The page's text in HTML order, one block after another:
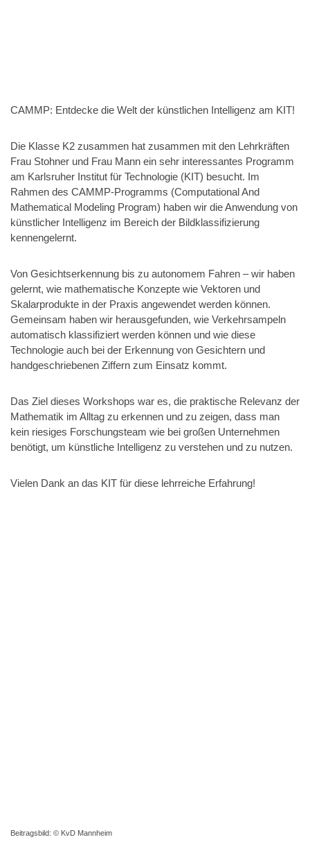
CAMMP: Entdecke die Welt der künstlichen Intelligenz am KIT!
Die Klasse K2 zusammen hat zusammen mit den Lehrkräften
Frau Stohner und Frau Mann ein sehr interessantes Programm
am Karlsruher Institut für Technologie (KIT) besucht. Im
Rahmen des CAMMP-Programms (Computational And
Mathematical Modeling Program) haben wir die Anwendung von
künstlicher Intelligenz im Bereich der Bildklassifizierung
kennengelernt.
Von Gesichtserkennung bis zu autonomem Fahren – wir haben
gelernt, wie mathematische Konzepte wie Vektoren und
Skalarprodukte in der Praxis angewendet werden können.
Gemeinsam haben wir herausgefunden, wie Verkehrsampeln
automatisch klassifiziert werden können und wie diese
Technologie auch bei der Erkennung von Gesichtern und
handgeschriebenen Ziffern zum Einsatz kommt.
Das Ziel dieses Workshops war es, die praktische Relevanz der
Mathematik im Alltag zu erkennen und zu zeigen, dass man
kein riesiges Forschungsteam wie bei großen Unternehmen
benötigt, um künstliche Intelligenz zu verstehen und zu nutzen.
Vielen Dank an das KIT für diese lehrreiche Erfahrung!
Beitragsbild: © KvD Mannheim